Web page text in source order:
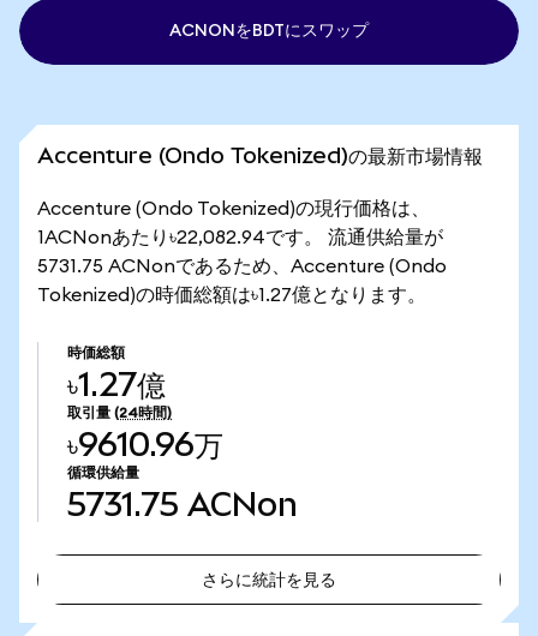
ACNONをBDTにスワップ
Accenture (Ondo Tokenized)の最新市場情報
Accenture (Ondo Tokenized)の現行価格は、
1ACNonあたり৳22,082.94です。 流通供給量が
5731.75 ACNonであるため、Accenture (Ondo
Tokenized)の時価総額は৳1.27億となります。
時価総額
৳1.27億
取引量 (24時間)
৳9610.96万
循環供給量
5731.75 ACNon
さらに統計を見る